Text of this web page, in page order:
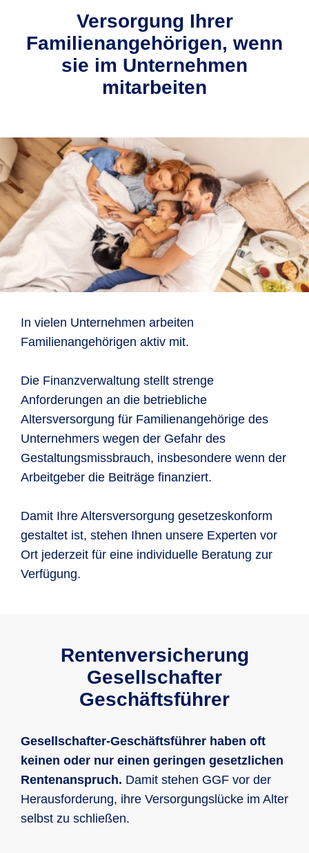
Versorgung Ihrer
Familienangehörigen, wenn
sie im Unternehmen
mitarbeiten
In vielen Unternehmen arbeiten
Familienangehörigen aktiv mit.
Die Finanzverwaltung stellt strenge
Anforderungen an die betriebliche
Altersversorgung für Familienangehörige des
Unternehmers wegen der Gefahr des
Gestaltungsmissbrauch, insbesondere wenn der
Arbeitgeber die Beiträge finanziert.
Damit Ihre Altersversorgung gesetzeskonform
gestaltet ist, stehen Ihnen unsere Experten vor
Ort jederzeit für eine individuelle Beratung zur
Verfügung.
Rentenversicherung
Gesellschafter
Geschäftsführer
Gesellschafter-Geschäftsführer haben oft
keinen oder nur einen geringen gesetzlichen
Rentenanspruch. Damit stehen GGF vor der
Herausforderung, ihre Versorgungslücke im Alter
selbst zu schließen.